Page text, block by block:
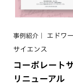
事例紹介
エドワ
サイエンス
コーポレート
リニューアル